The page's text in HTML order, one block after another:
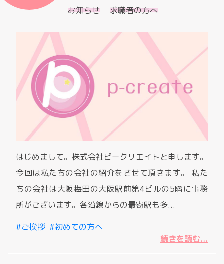
お知らせ 求職者の方へ
はじめまして。株式会社ピークリエイトと申します。
今回は私たちの会社の紹介をさせて頂きます。 私た
ちの会社は大阪梅田の大阪駅前第4ビルの5階に事務
所がございます。各沿線からの最寄駅も多...
ご挨拶
初めての方へ
続きを読む...